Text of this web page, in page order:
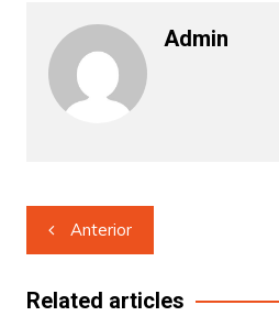
Admin
Navegación
de
entradas
Anterior
Related articles